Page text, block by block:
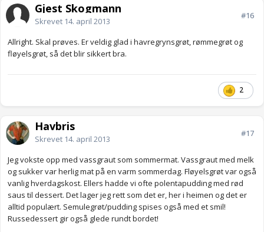
Gjest Skogmann
Skrevet 14. april 2013
#16
Allright. Skal prøves. Er veldig glad i havregrynsgrøt, rømmegrøt og
fløyelsgrøt, så det blir sikkert bra.
2
Havbris
Skrevet 14. april 2013
#17
Jeg vokste opp med vassgraut som sommermat. Vassgraut med melk
og sukker var herlig mat på en varm sommerdag. Fløyelsgrøt var også
vanlig hverdagskost. Ellers hadde vi ofte polentapudding med rød
saus til dessert. Det lager jeg rett som det er, her i heimen og det er
alltid populært. Semulegrøt/pudding spises også med et smil!
Russedessert gir også glede rundt bordet!